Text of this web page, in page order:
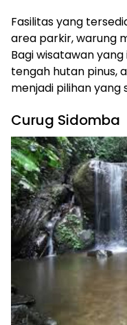
Fasilitas yang
area parkir, warung
Bagi wisatawan
tengah hutan pinus,
menjadi pilihan yang
Curug Sidomba